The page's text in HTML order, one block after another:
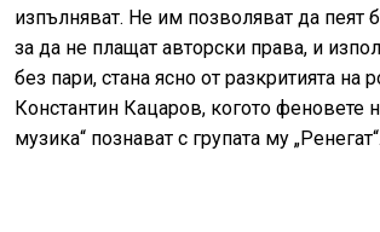
изпълняват. Не им позволяват да пеят
за да не плащат авторски права, и
без пари, стана ясно от разкритията на
Константин Кацаров, когото феновете
музика“ познават с групата му „Ренегат“.